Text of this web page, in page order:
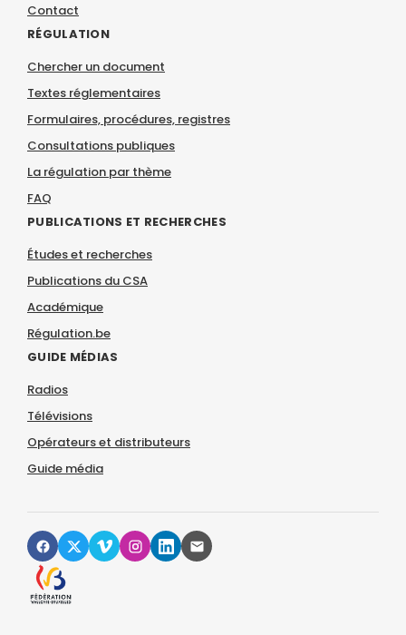
Contact
RÉGULATION
Chercher un document
Textes réglementaires
Formulaires, procédures, registres
Consultations publiques
La régulation par thème
FAQ
PUBLICATIONS ET RECHERCHES
Études et recherches
Publications du CSA
Académique
Régulation.be
GUIDE MÉDIAS
Radios
Télévisions
Opérateurs et distributeurs
Guide média